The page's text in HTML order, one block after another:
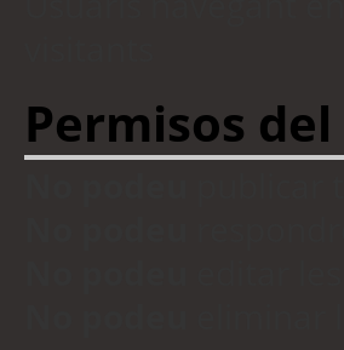
Permisos